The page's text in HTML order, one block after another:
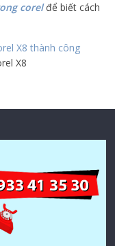
corelđể biết cách
X8 thành công
X8